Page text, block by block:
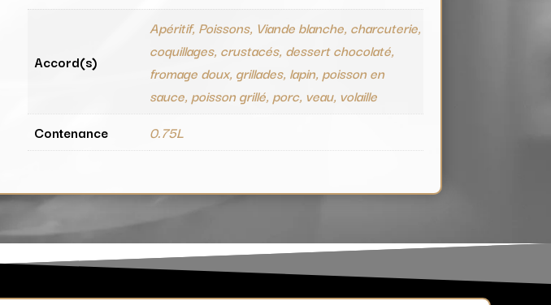
Accord(s)
Apéritif, Poissons, Viande blanche, charcuterie,
coquillages, crustacés, dessert chocolaté,
fromage doux, grillades, lapin, poisson en
sauce, poisson grillé, porc, veau, volaille
Contenance
0.75L